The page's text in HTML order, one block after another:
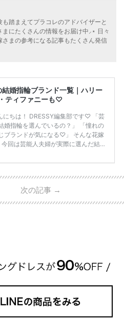
も踏まえてプラコレのアドバイザーと
まにたくさんの情報をお届け中⸝⋆ 日々
さまの参考になる記事もたくさん発信
婚指輪ブランド一覧｜ハリー
ティファニーも♡
にちは！ DRESSY編集部です♡ 「芸
婚指輪を選んでいるの？」 「憧れの
ブランドが気になる♡」 そんな花嫁
回は芸能人夫婦が実際に選んだ結婚
カルティエ、ティファニーなど世界
ランドまで幅広くご紹介。 さらに、
能人夫婦 ・リングの特徴や魅力 ・
次の記事 →